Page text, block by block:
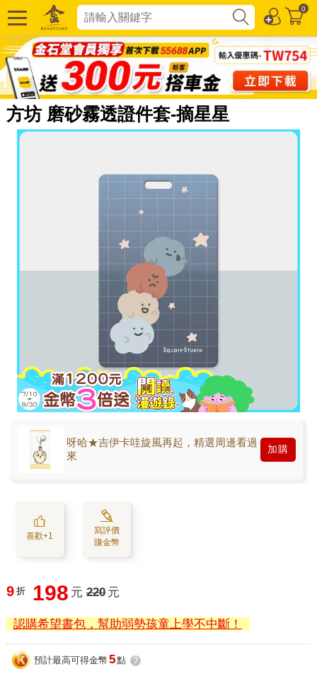
0
方坊 磨砂霧透證件套-摘星星
呀哈★吉伊卡哇旋風再起，精選周邊看過
來
加購
喜歡+1
寫評價
賺金幣
9 折 198 元 220 元
認購希望書包，幫助弱勢孩童上學不中斷！
預計最高可得金幣 5點 ?